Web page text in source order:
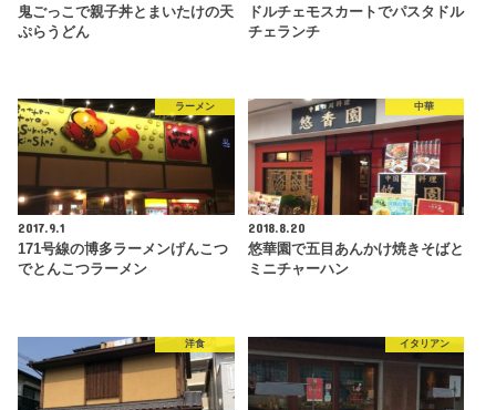
鬼ごっこで親子丼とまいたけの天
ぷらうどん
ドルチェモスカートでパスタドル
チェランチ
ラーメン
2017.9.1
171号線の博多ラーメンげんこつ
でとんこつラーメン
中華
2018.8.20
悠華園で五目あんかけ焼きそばと
ミニチャーハン
洋食 イタリアン